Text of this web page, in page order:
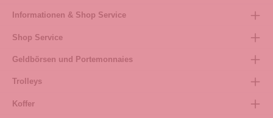
Informationen & Shop Service
Shop Service
Geldbörsen und Portemonnaies
Trolleys
Koffer